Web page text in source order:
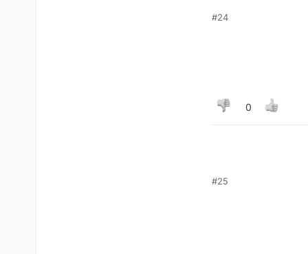
#24
0
#25